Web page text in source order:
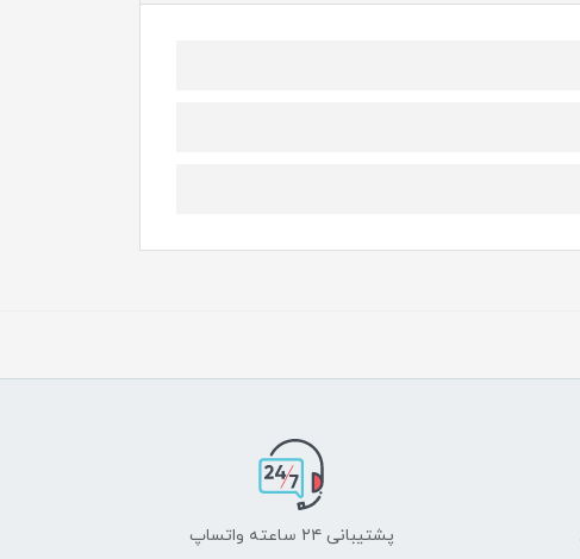
پشتیبانی ۲۴ ساعته واتساپ